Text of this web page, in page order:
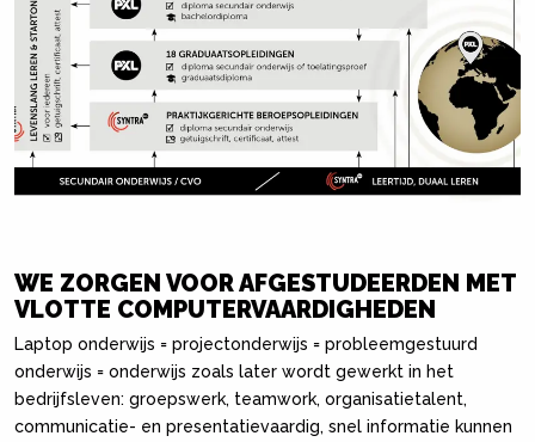
WE ZORGEN VOOR AFGESTUDEERDEN MET
VLOTTE COMPUTERVAARDIGHEDEN
Laptop onderwijs = projectonderwijs = probleemgestuurd
onderwijs = onderwijs zoals later wordt gewerkt in het
bedrijfsleven: groepswerk, teamwork, organisatietalent,
communicatie- en presentatievaardig, snel informatie kunnen